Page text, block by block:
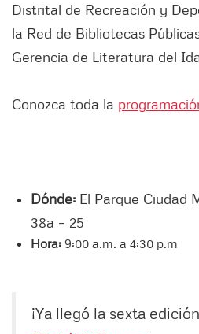
Distrital de Recreación y
la Red de Bibliotecas
Gerencia de Literatura del
Conozca toda la
Dónde: El Parque Ciudad
38a – 25
Hora: 9:00 a.m. a 4:30 p.m
¡Ya llegó la sexta